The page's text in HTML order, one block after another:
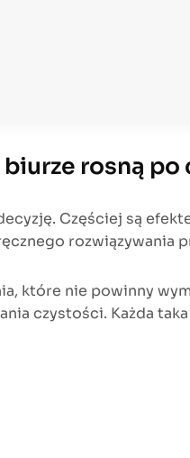
rosną po
Częściej są
rozwiązywania
które nie powinny
czystości. Każda